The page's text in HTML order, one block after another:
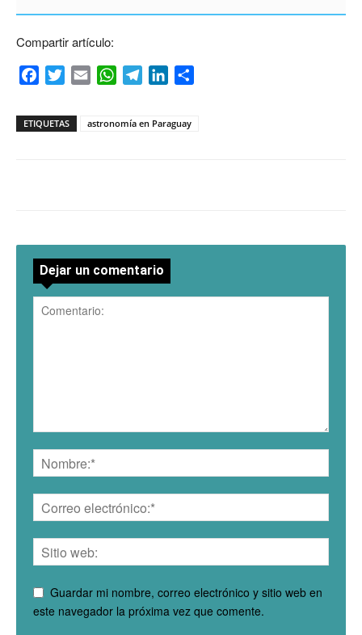
Compartir artículo:
FacebookTwitterEmail WhatsAppTelegramLinkedIn
ETIQUETAS astronomía en Paraguay
Dejar un comentario
Guardar mi nombre, correo electrónico y sitio web en
este navegador la próxima vez que comente.